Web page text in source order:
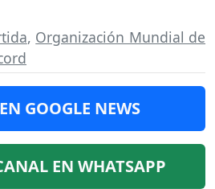
, Organización Mundial de
GOOGLE NEWS
EN WHATSAPP